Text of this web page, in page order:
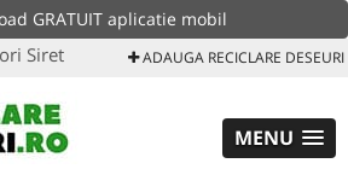
GRATUIT aplicatie mobil
Siret ADAUGA RECICLARE DESEURI
MENU